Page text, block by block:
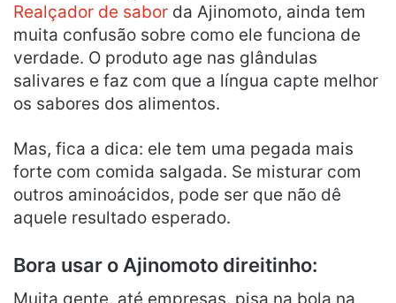
Realçador de sabor da Ajinomoto, ainda tem
muita confusão sobre como ele funciona de
verdade. O produto age nas glândulas
salivares e faz com que a língua capte melhor
os sabores dos alimentos.
Mas, fica a dica: ele tem uma pegada mais
forte com comida salgada. Se misturar com
outros aminoácidos, pode ser que não dê
aquele resultado esperado.
Bora usar o Ajinomoto direitinho:
Muita gente, até empresas, pisa na bola na